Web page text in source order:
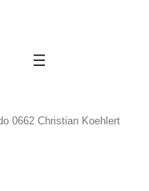
0662 Christian Koehlert